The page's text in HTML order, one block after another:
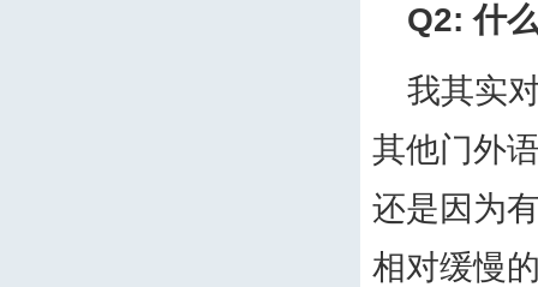
Q2:什
我其实
其他门外
还是因为
相对缓慢